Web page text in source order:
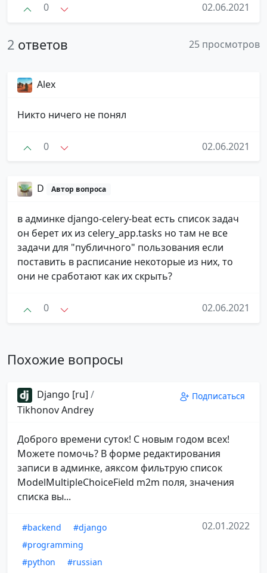
0 02.06.2021
2 ответов 25 просмотров
Alex
Никто ничего не понял
0 02.06.2021
D Автор вопроса
в админке django-celery-beat есть список задач
он берет их из celery_app.tasks но там не все
задачи для "публичного" пользования если
поставить в расписание некоторые из них, то
они не сработают как их скрыть?
0 02.06.2021
Похожие вопросы
Django [ru] /
Tikhonov Andrey
Подписаться
Доброго времени суток! С новым годом всех!
Можете помочь? В форме редактирования
записи в админке, аяксом фильтрую список
ModelMultipleChoiceField m2m поля, значения
списка вы...
#backend
#django
#programming
#python
#russian
02.01.2022